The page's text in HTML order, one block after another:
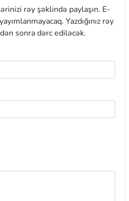
rəy şəklində paylaşın. E-
Yazdığınız rəy
sonra dərc ediləcək.